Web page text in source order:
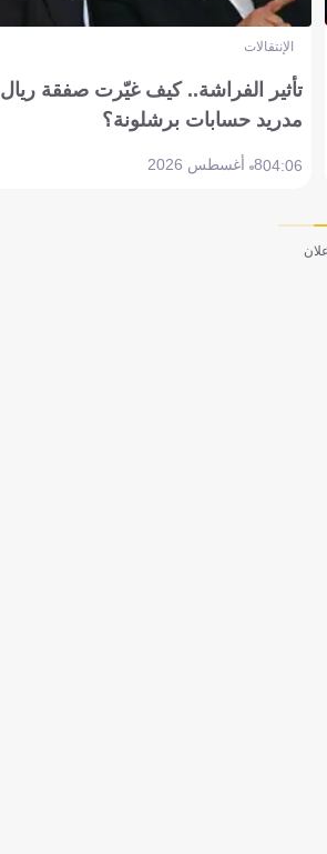
الإنتقالات
تأثير الفراشة.. كيف غيّرت صفقة ريال
مدريد حسابات برشلونة؟
04:068 أغسطس 2026